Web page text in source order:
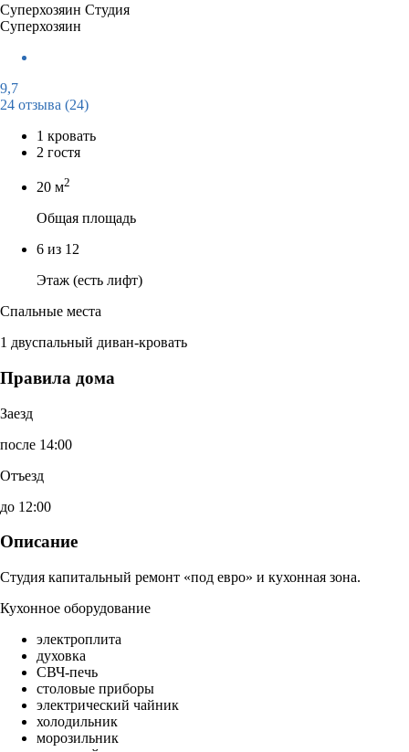
Суперхозяин Студия
Суперхозяин
9,7
24 отзыва (24)
1 кровать
2 гостя
20 м2
Общая площадь
6 из 12
Этаж (есть лифт)
Спальные места
1 двуспальный диван-кровать
Правила дома
Заезд
после 14:00
Отъезд
до 12:00
Описание
Студия капитальный ремонт «под евро» и кухонная зона.
Кухонное оборудование
электроплита
духовка
СВЧ-печь
столовые приборы
электрический чайник
холодильник
морозильник